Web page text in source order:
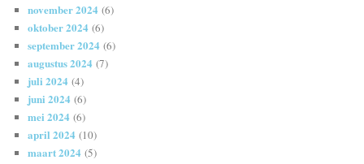
november 2024 (6)
oktober 2024 (6)
september 2024 (6)
augustus 2024 (7)
juli 2024 (4)
juni 2024 (6)
mei 2024 (6)
april 2024 (10)
maart 2024 (5)